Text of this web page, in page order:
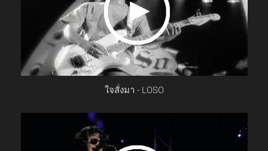
ใจสั่งมา - LOSO